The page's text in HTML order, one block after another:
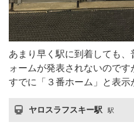
あまり早く駅に到着しても
ォームが発表されないので
すでに「３番ホーム」と表示
ヤロスラフスキー駅 駅